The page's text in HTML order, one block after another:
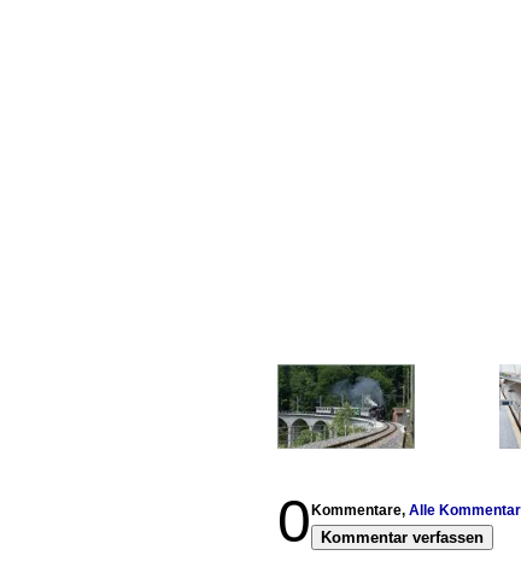
0 Kommentare, Alle
Kommentar verfassen